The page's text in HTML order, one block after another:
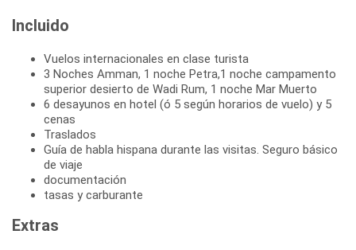
Incluido
Vuelos internacionales en clase turista
3 Noches Amman, 1 noche Petra,1 noche campamento
superior desierto de Wadi Rum, 1 noche Mar Muerto
6 desayunos en hotel (ó 5 según horarios de vuelo) y 5
cenas
Traslados
Guía de habla hispana durante las visitas. Seguro básico
de viaje
documentación
tasas y carburante
Extras